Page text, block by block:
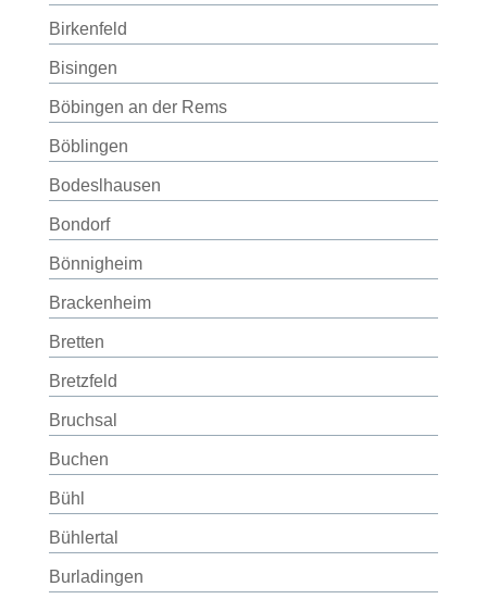
Birkenfeld
Bisingen
Böbingen an der Rems
Böblingen
Bodeslhausen
Bondorf
Bönnigheim
Brackenheim
Bretten
Bretzfeld
Bruchsal
Buchen
Bühl
Bühlertal
Burladingen